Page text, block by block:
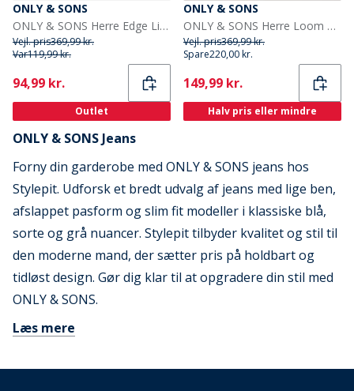
ONLY & SONS
ONLY & SONS Herre Edge Lige Jeans Dark Blue Denim
Vejl. pris369,99 kr.
Var119,99 kr.
Current
94,99 kr.
Outlet
ONLY & SONS
ONLY & SONS Herre Loom Slim Fit Jeans Medium Blue Denim
Vejl. pris369,99 kr.
Spare220,00 kr.
Current
149,99 kr.
Halv pris eller mindre
ONLY & SONS Jeans
Forny din garderobe med ONLY & SONS jeans hos
Stylepit. Udforsk et bredt udvalg af jeans med lige ben,
afslappet pasform og slim fit modeller i klassiske blå,
sorte og grå nuancer. Stylepit tilbyder kvalitet og stil til
den moderne mand, der sætter pris på holdbart og
tidløst design. Gør dig klar til at opgradere din stil med
ONLY & SONS.
Læs mere